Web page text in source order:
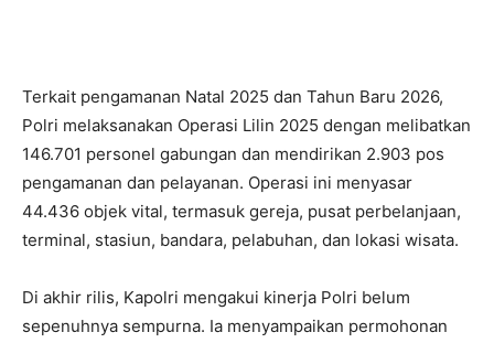
Terkait pengamanan Natal 2025 dan Tahun Baru 2026,
Polri melaksanakan Operasi Lilin 2025 dengan melibatkan
146.701 personel gabungan dan mendirikan 2.903 pos
pengamanan dan pelayanan. Operasi ini menyasar
44.436 objek vital, termasuk gereja, pusat perbelanjaan,
terminal, stasiun, bandara, pelabuhan, dan lokasi wisata.
Di akhir rilis, Kapolri mengakui kinerja Polri belum
sepenuhnya sempurna. Ia menyampaikan permohonan